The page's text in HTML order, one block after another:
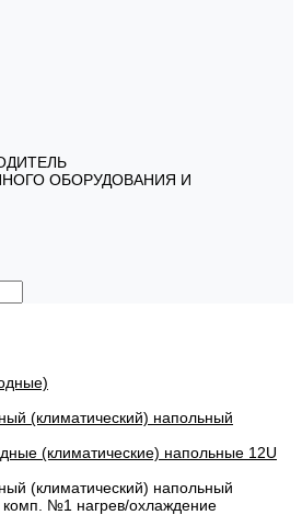
ОБОРУДОВАНИЯ И
(климатический) напольный
(климатические) напольные 12U
(климатический) напольный
№1 нагрев/охлаждение